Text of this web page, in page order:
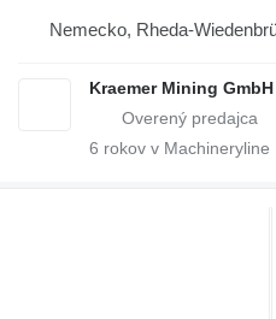
Nemecko, Rheda-
Kraemer Mining GmbH
6 rokov v Machineryline